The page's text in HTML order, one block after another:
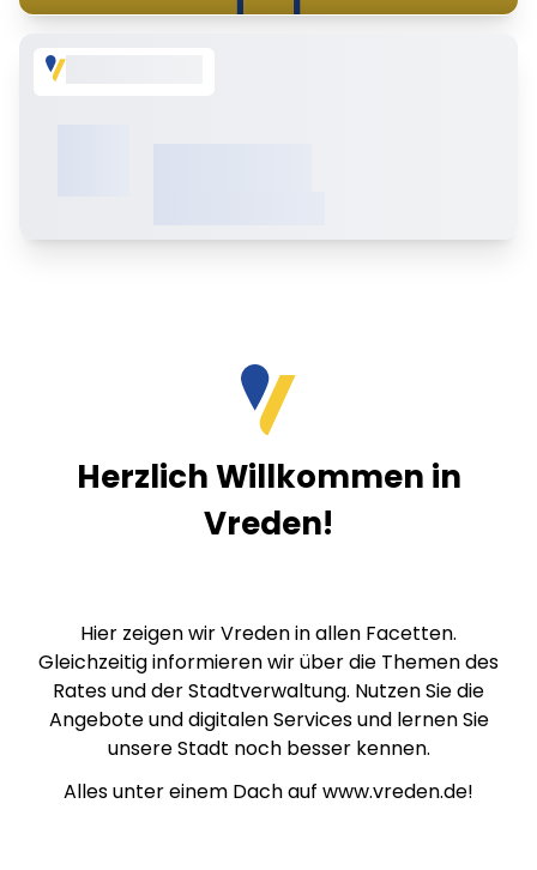
Herzlich Willkommen in
Vreden!
Hier zeigen wir Vreden in allen Facetten.
Gleichzeitig informieren wir über die Themen des
Rates und der Stadtverwaltung. Nutzen Sie die
Angebote und digitalen Services und lernen Sie
unsere Stadt noch besser kennen.
Alles unter einem Dach auf www.vreden.de!